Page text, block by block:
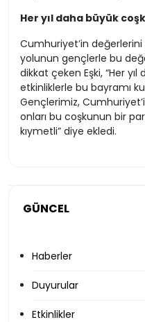
GÜNCEL
Haberler
Duyurular
Etkinlikler
Her yıl daha büyük
Cumhuriyet’in
yolunun gençlerle bu
dikkat çeken Eşki, “Her
etkinliklerle bu bayramı
Gençlerimiz,
onları bu coşkunun bir
kıymetli” diye ekledi.